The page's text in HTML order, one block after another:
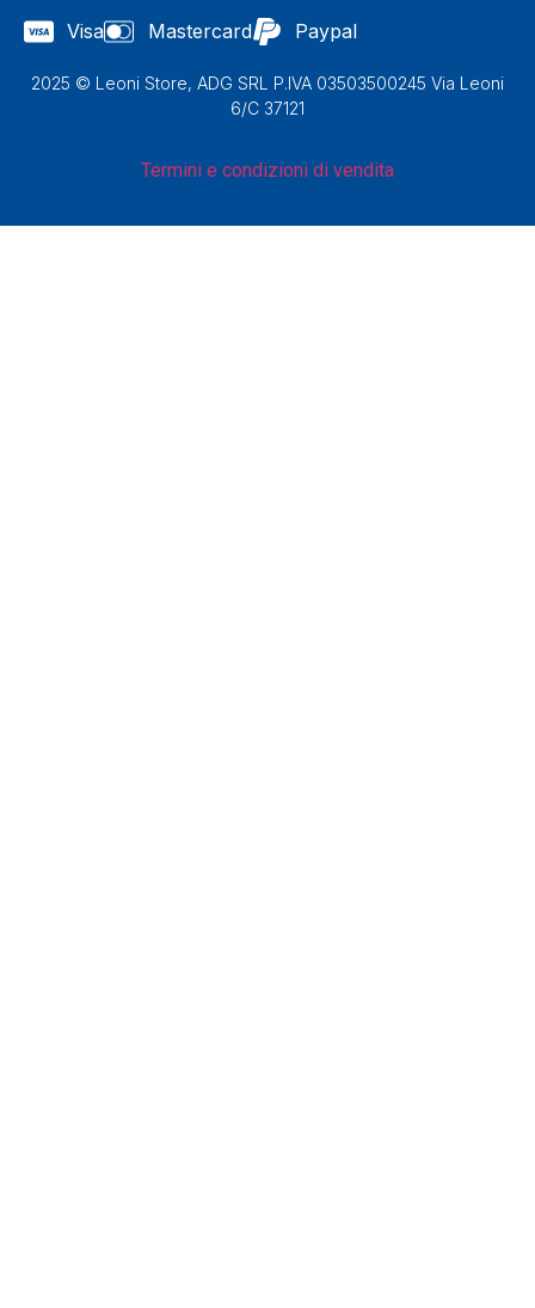
Visa Mastercard Paypal
2025 © Leoni Store, ADG SRL P.IVA 03503500245 Via Leoni
6/C 37121
Termini e condizioni di vendita